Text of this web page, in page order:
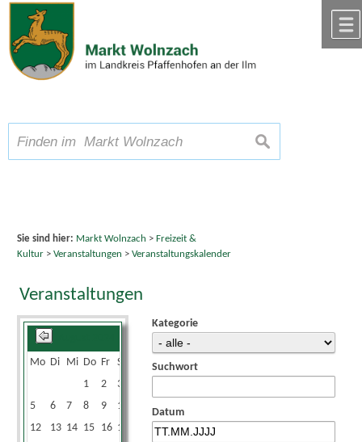
Zum Inhalt,zur Navigation
Schriftgröße A A A suchen
Sie sind hier: Markt Wolnzach > Freizeit &
Kultur> Veranstaltungen > Veranstaltungskalender
Veranstaltungen
Mo Di Mi Do Fr Sa
1
2 3
5
6 7 8 9 10
12
13 14 15 16 17
Kategorie
Suchwort
Datum